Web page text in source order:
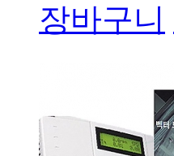
장바구니